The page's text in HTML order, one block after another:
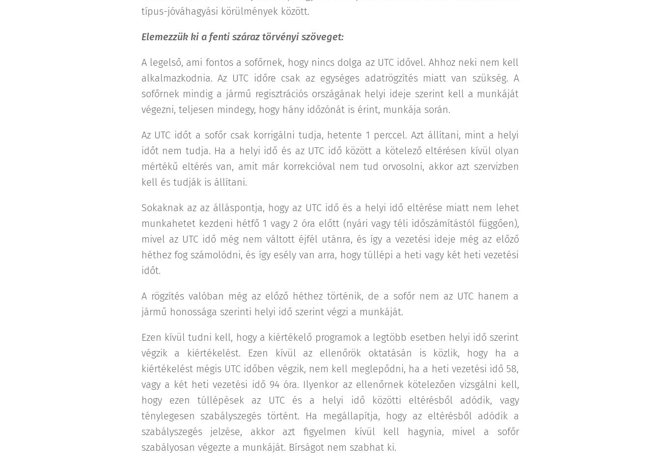
típus-jóváhagyási körülmények között.
Elemezzük ki a fenti száraz törvényi szöveget:
A legelső, ami fontos a sofőrnek, hogy nincs dolga az UTC idővel. Ahhoz neki nem kell
alkalmazkodnia. Az UTC időre csak az egységes adatrögzítés miatt van szükség. A
sofőrnek mindig a jármű regisztrációs országának helyi ideje szerint kell a munkáját
végezni, teljesen mindegy, hogy hány időzónát is érint, munkája során.
Az UTC időt a sofőr csak korrigálni tudja, hetente 1 perccel. Azt állítani, mint a helyi
időt nem tudja. Ha a helyi idő és az UTC idő között a kötelező eltérésen kívül olyan
mértékű eltérés van, amit már korrekcióval nem tud orvosolni, akkor azt szervizben
kell és tudják is állítani.
Sokaknak az az álláspontja, hogy az UTC idő és a helyi idő eltérése miatt nem lehet
munkahetet kezdeni hétfő 1 vagy 2 óra előtt (nyári vagy téli időszámítástól függően),
mivel az UTC idő még nem váltott éjfél utánra, és így a vezetési ideje még az előző
héthez fog számolódni, és így esély van arra, hogy túllépi a heti vagy két heti vezetési
időt.
A rögzítés valóban még az előző héthez történik, de a sofőr nem az UTC hanem a
jármű honossága szerinti helyi idő szerint végzi a munkáját.
Ezen kívül tudni kell, hogy a kiértékelő programok a legtöbb esetben helyi idő szerint
végzik a kiértékelést. Ezen kívül az ellenőrök oktatásán is közlik, hogy ha a
kiértékelést mégis UTC időben végzik, nem kell meglepődni, ha a heti vezetési idő 58,
vagy a két heti vezetési idő 94 óra. Ilyenkor az ellenőrnek kötelezően vizsgálni kell,
hogy ezen túllépések az UTC és a helyi idő közötti eltérésből adódik, vagy
ténylegesen szabályszegés történt. Ha megállapítja, hogy az eltérésből adódik a
szabályszegés jelzése, akkor azt figyelmen kívül kell hagynia, mivel a sofőr
szabályosan végezte a munkáját. Bírságot nem szabhat ki.